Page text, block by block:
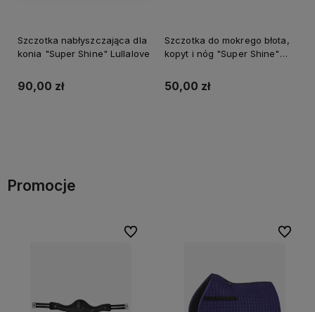
Szczotka nabłyszczająca dla
konia "Super Shine" Lullalove
90,00 zł
Szczotka do mokrego błota,
kopyt i nóg "Super Shine"
50,00 zł
Promocje
Do ulubionych Do